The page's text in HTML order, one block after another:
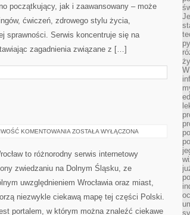
początkujący, jak i zaawansowany – może
ćwiczeń, zdrowego stylu życia,
sprawności. Serwis koncentruje się na
zagadnienia związane z […]
KOMENTOWANIA ZGORZELEC
ZOSTAŁA WYŁĄCZONA
to różnorodny serwis internetowy
zwiedzaniu na Dolnym Śląsku, ze
uwzględnieniem Wrocławia oraz miast,
niezwykle ciekawą mapę tej części Polski.
portalem, w którym można znaleźć ciekawe